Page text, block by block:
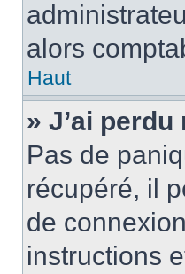
alors
Haut
» J’ai
Pas de
récupéré, il
de
instructions